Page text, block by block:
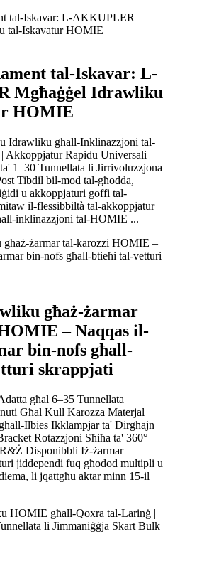
tal-Iskavar: L-
Mgħaġġel Idrawliku
HOMIE
Idrawliku għall-Inklinazzjoni tal-
Akkoppjatur Rapidu Universali
1–30 Tunnellata li Jirrivoluzzjona
Tibdil bil-mod tal-għodda,
u akkoppjaturi goffi tal-
il-flessibbiltà tal-akkoppjatur
inklinazzjoni tal-HOMIE ...
għaż-żarmar
– Naqqas il-
bin-nofs għall-
skrappjati
għal 6–35 Tunnellata
Għal Kull Karozza Materjal
Ilbies Ikklampjar ta' Dirgħajn
Rotazzjoni Sħiħa ta' 360°
Disponibbli Iż-żarmar
jiddependi fuq għodod multipli u
li jqattgħu aktar minn 15-il